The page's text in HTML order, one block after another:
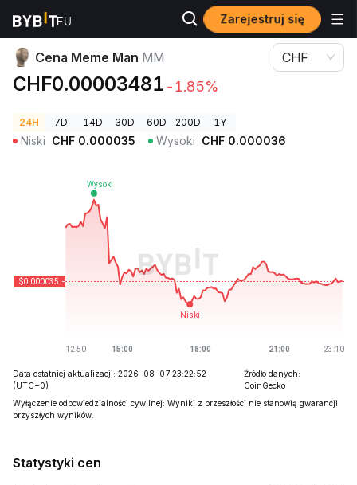
Zarejestruj się
Ceny kryptowalut Cena Meme Man MM
Cena Meme Man MM
CHF0.00003481 -1.85%
CHF
24H 7D 14D 30D 60D 200D 1Y
Niski CHF 0.000035 Wysoki CHF 0.000036
Data ostatniej aktualizacji: 2026-08-07 23:22:52
(UTC+0)
Źródło danych:
CoinGecko
Wyłączenie odpowiedzialności cywilnej: Wyniki z przeszłości nie stanowią gwarancji
przyszłych wyników.
Statystyki cen